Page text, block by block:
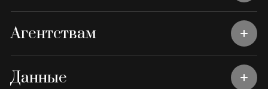
Агентствам
Данные